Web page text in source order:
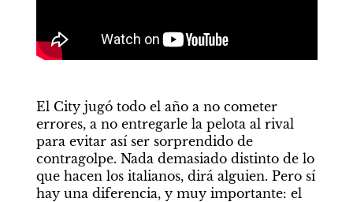
El City jugó todo el año a no cometer
errores, a no entregarle la pelota al rival
para evitar así ser sorprendido de
contragolpe. Nada demasiado distinto de lo
que hacen los italianos, dirá alguien. Pero sí
hay una diferencia, y muy importante: el